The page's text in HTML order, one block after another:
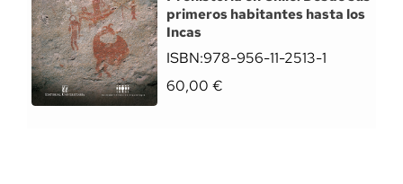
primeros habitantes hasta los
Incas
ISBN:978-956-11-2513-1
60,00 €